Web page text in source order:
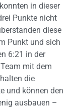
in dieser
Punkte nicht
diese
Punkt und sich
6:21 in der
mit dem
die
und können den
ausbauen –